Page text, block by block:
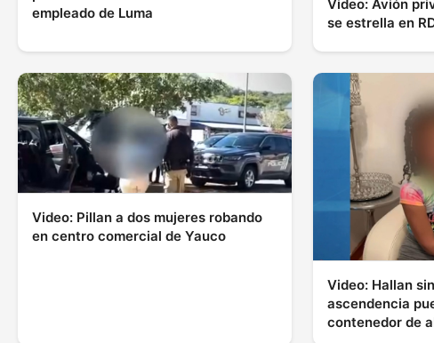
empleado de Luma
Video: Avión
se estrella en
Video: Pillan a dos mujeres robando
en centro comercial de Yauco
Video: Hallan
ascendencia
contenedor de